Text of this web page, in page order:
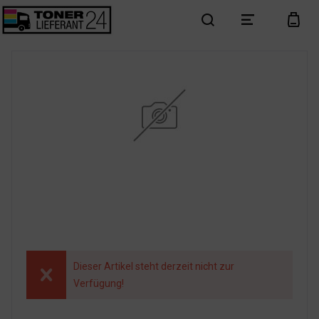
search menu cart
Dieser Artikel steht derzeit nicht zur
Verfügung!